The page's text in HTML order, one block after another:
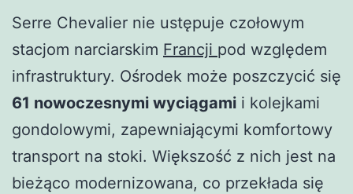
Serre Chevalier nie ustępuje czołowym
stacjom narciarskim Francji pod względem
infrastruktury. Ośrodek może poszczycić się
61 nowoczesnymi wyciągami i kolejkami
gondolowymi, zapewniającymi komfortowy
transport na stoki. Większość z nich jest na
bieżąco modernizowana, co przekłada się